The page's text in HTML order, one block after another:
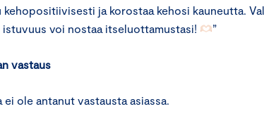
ja korostaa kehosi kauneutta.
voi nostaa itseluottamustasi!
”
vastaus
ei ole antanut vastausta asiassa.